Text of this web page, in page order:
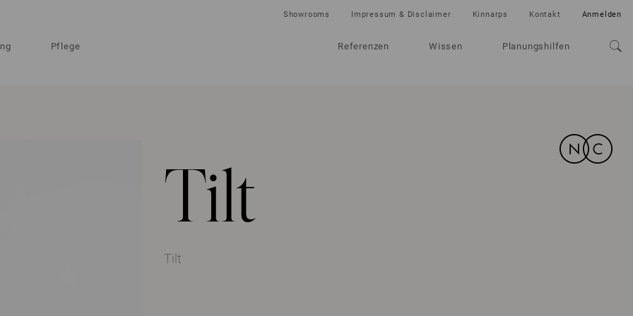
Pflege Referenzen Wissen Planungshilfen
Showrooms Impressum & Disclaimer Kinnarps Kontakt Anmelden
Tilt
Tilt